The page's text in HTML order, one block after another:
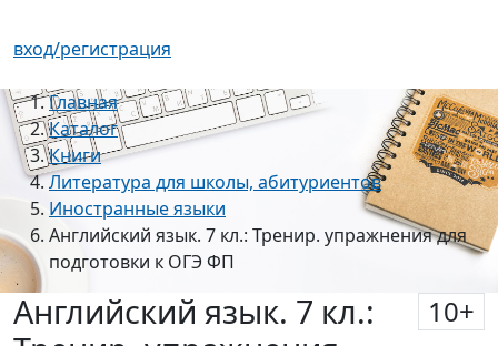
вход/регистрация
Главная
Каталог
Книги
Литература для школы, абитуриентов
Иностранные языки
Английский язык. 7 кл.: Тренир. упражнения для
подготовки к ОГЭ ФП
Английский язык. 7 кл.:
10+